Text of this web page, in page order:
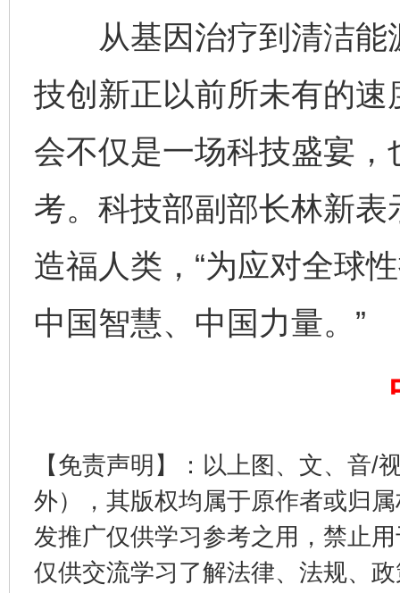
从基因治疗到清洁能
技创新正以前所未有的
会不仅是一场科技盛宴
考。科技部副部长林新
造福人类，“为应对全球
中国智慧、中国力量。”
【免责声明】：以上图、文、音/
外），其版权均属于原作者或归
发推广仅供学习参考之用，禁止
仅供交流学习了解法律、法规、
完善运行机制助力责任有效落实 一纸欠